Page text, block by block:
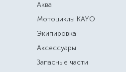
Аква
Мотоциклы KAYO
Экипировка
Аксессуары
Запасные части